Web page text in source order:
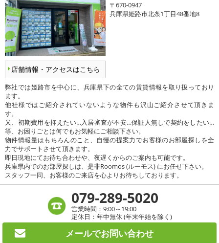
店舗情報・アクセスはこちら
〒670-0947
兵庫県姫路市北条1丁目48番地8
弊社では姫路市を中心に、兵庫県下の全ての賃貸情報を取り扱っており
ます。
他社様ではご紹介されていないような物件も沢山ご紹介させて頂きま
す。
又、初期費用を抑えたい…入居審査が不安…保証人無しで契約をしたい…
等、お困りごとは何でもお気軽にご相談下さい。
物件情報量はもちろんのこと、自慢の提案力でお客様のお部屋探しを全
力でサポートさせて頂きます。
即日現地にてお待ち合わせや、夜遅くからのご案内も可能です。
兵庫県内でのお部屋探しは、是非Roomos (ルーモス) にお任せ下さい。
スタッフ一同、お客様のご来店を心よりお待ちしております。
079-289-5020
営業時間：9:00～19:00
定休日：年中無休 (年末年始を除く)
メールでお問い合わせ